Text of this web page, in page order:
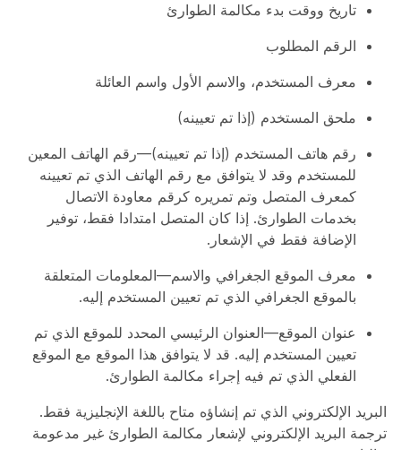
تاريخ ووقت بدء مكالمة الطوارئ
الرقم المطلوب
معرف المستخدم، والاسم الأول واسم العائلة
ملحق المستخدم (إذا تم تعيينه)
رقم هاتف المستخدم (إذا تم تعيينه)—رقم الهاتف المعين
للمستخدم وقد لا يتوافق مع رقم الهاتف الذي تم تعيينه
كمعرف المتصل وتم تمريره كرقم معاودة الاتصال
بخدمات الطوارئ. إذا كان المتصل امتدادا فقط، توفير
الإضافة فقط في الإشعار.
معرف الموقع الجغرافي والاسم—المعلومات المتعلقة
بالموقع الجغرافي الذي تم تعيين المستخدم إليه.
عنوان الموقع—العنوان الرئيسي المحدد للموقع الذي تم
تعيين المستخدم إليه. قد لا يتوافق هذا الموقع مع الموقع
الفعلي الذي تم فيه إجراء مكالمة الطوارئ.
البريد الإلكتروني الذي تم إنشاؤه متاح باللغة الإنجليزية فقط.
ترجمة البريد الإلكتروني لإشعار مكالمة الطوارئ غير مدعومة